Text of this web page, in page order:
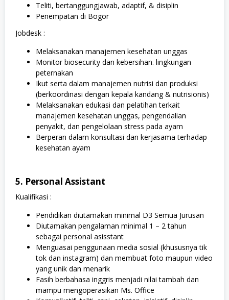
Teliti, bertanggungjawab, adaptif, & disiplin
Penempatan di Bogor
Jobdesk :
Melaksanakan manajemen kesehatan unggas
Monitor biosecurity dan kebersihan. lingkungan
peternakan
Ikut serta dalam manajemen nutrisi dan produksi
(berkoordinasi dengan kepala kandang & nutrisionis)
Melaksanakan edukasi dan pelatihan terkait
manajemen kesehatan unggas, pengendalian
penyakit, dan pengelolaan stress pada ayam
Berperan dalam konsultasi dan kerjasama terhadap
kesehatan ayam
5. Personal Assistant
Kualifikasi :
Pendidikan diutamakan minimal D3 Semua Jurusan
Diutamakan pengalaman minimal 1 – 2 tahun
sebagai personal asisstant
Menguasai penggunaan media sosial (khususnya tik
tok dan instagram) dan membuat foto maupun video
yang unik dan menarik
Fasih berbahasa inggris menjadi nilai tambah dan
mampu mengoperasikan Ms. Office